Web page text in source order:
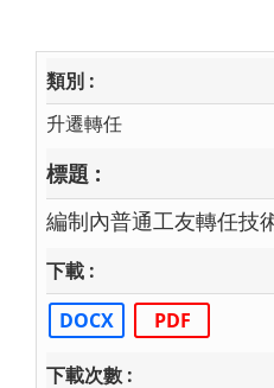
升遷轉任
編制內普通工友轉任技
DOCX PDF